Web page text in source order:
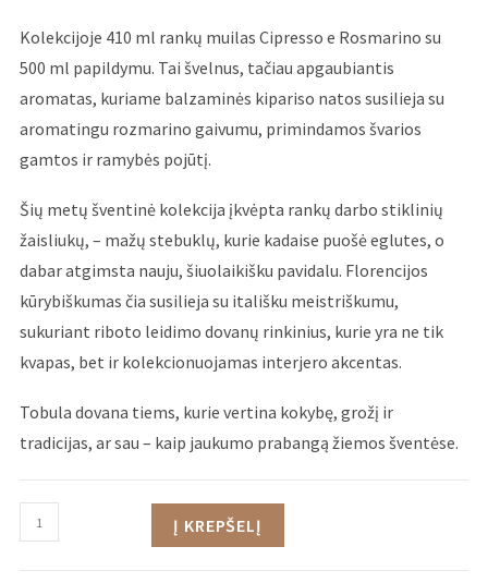
Kolekcijoje 410 ml rankų muilas Cipresso e Rosmarino su
500 ml papildymu. Tai švelnus, tačiau apgaubiantis
aromatas, kuriame balzaminės kipariso natos susilieja su
aromatingu rozmarino gaivumu, primindamos švarios
gamtos ir ramybės pojūtį.
Šių metų šventinė kolekcija įkvėpta rankų darbo stiklinių
žaisliukų, – mažų stebuklų, kurie kadaise puošė eglutes, o
dabar atgimsta nauju, šiuolaikišku pavidalu. Florencijos
kūrybiškumas čia susilieja su itališku meistriškumu,
sukuriant riboto leidimo dovanų rinkinius, kurie yra ne tik
kvapas, bet ir kolekcionuojamas interjero akcentas.
Tobula dovana tiems, kurie vertina kokybę, grožį ir
tradicijas, ar sau – kaip jaukumo prabangą žiemos šventėse.
Į KREPŠELĮ